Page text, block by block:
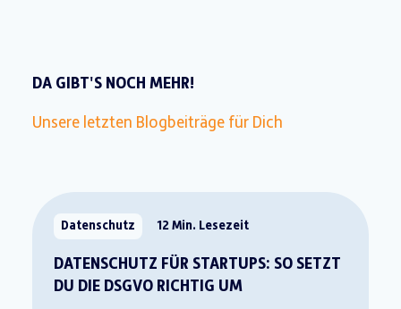
DA GIBT'S NOCH MEHR!
Unsere letzten Blogbeiträge für Dich
Datenschutz 12 Min. Lesezeit
DATENSCHUTZ FÜR STARTUPS: SO SETZT
DU DIE DSGVO RICHTIG UM